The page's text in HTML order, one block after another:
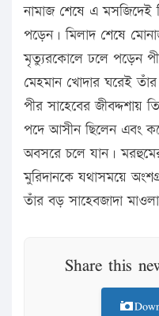
নামাজ শেষে এ মসজিদেই
পড়েন। মিলাদ শেষে
মৃত্যুরকোলে ঢলে পড়েন
মেহমান খোদার ঘরেই
পীর সাহেবের জীবদ্দশায়
পদে আসীন ছিলেন এবং
অবসরে চলে যান।
মুরিদানকে যথাসময়ে
তাঁর বড় সাহেবজাদা
Share this